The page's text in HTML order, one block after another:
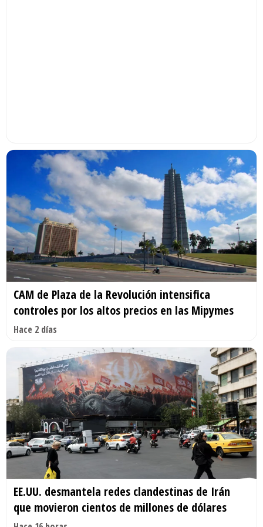
CAM de Plaza de la Revolución intensifica
controles por los altos precios en las Mipymes
Hace 2 días
EE.UU. desmantela redes clandestinas de Irán
que movieron cientos de millones de dólares